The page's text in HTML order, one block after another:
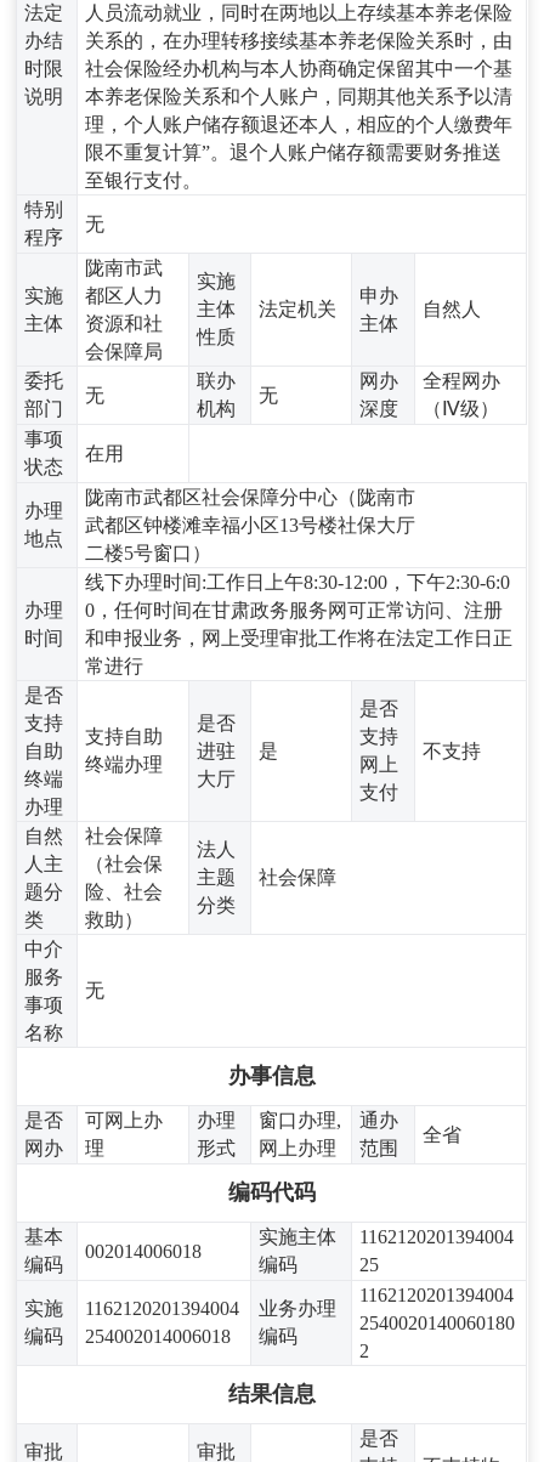
法定
办结
时限
说明
人员流动就业，同时在两地以上存续基本养老保险
关系的，在办理转移接续基本养老保险关系时，由
社会保险经办机构与本人协商确定保留其中一个基
本养老保险关系和个人账户，同期其他关系予以清
理，个人账户储存额退还本人，相应的个人缴费年
限不重复计算”。退个人账户储存额需要财务推送
至银行支付。
特别
程序
无
实施
主体
陇南市武
都区人力
资源和社
会保障局
实施
主体
性质
法定机关
申办
主体
自然人
委托
部门
无
联办
机构
无
网办
深度
全程网办
（Ⅳ级）
事项
状态
在用
办理
地点
陇南市武都区社会保障分中心（陇南市
武都区钟楼滩幸福小区13号楼社保大厅
二楼5号窗口）
办理
时间
线下办理时间:工作日上午8:30-12:00，下午2:30-6:0
0，任何时间在甘肃政务服务网可正常访问、注册
和申报业务，网上受理审批工作将在法定工作日正
常进行
是否
支持
自助
终端
办理
支持自助
终端办理
是否
进驻
大厅
是
是否
支持
网上
支付
不支持
自然
人主
题分
类
社会保障
（社会保
险、社会
救助）
法人
主题
分类
社会保障
中介
服务
事项
名称
无
办事信息
是否
网办
可网上办
理
办理
形式
窗口办理,
网上办理
通办
范围
全省
编码代码
基本
编码
002014006018
实施主体
编码
1162120201394004
25
实施
编码
1162120201394004
254002014006018
业务办理
编码
1162120201394004
2540020140060180
2
结果信息
审批 审批
是否